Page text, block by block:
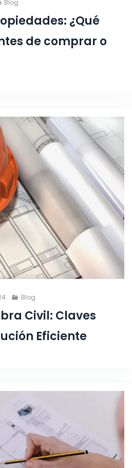
Blog
¿Qué
de comprar o
Blog
Civil: Claves
Eficiente